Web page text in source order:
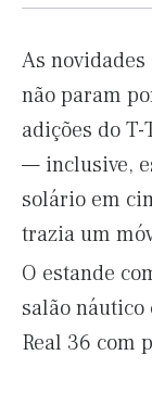
As novidades
não param
adições do T-
— inclusive,
solário em
trazia um
O estande
salão náutico
Real 36 com